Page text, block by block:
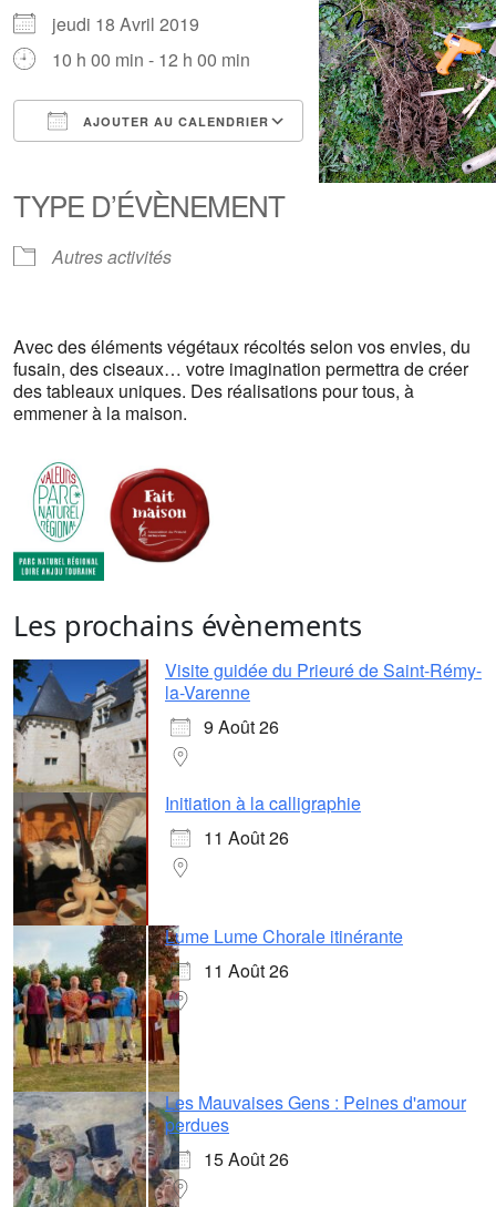
jeudi 18 Avril 2019
10 h 00 min - 12 h 00 min
AJOUTER AU CALENDRIER
Outlook Live
TYPE D’ÉVÈNEMENT
Autres activités
Avec des éléments végétaux récoltés selon vos envies, du
fusain, des ciseaux… votre imagination permettra de créer
des tableaux uniques. Des réalisations pour tous, à
emmener à la maison.
Les prochains évènements
Visite guidée du Prieuré de Saint-Rémy-
la-Varenne
9 Août 26
Initiation à la calligraphie
11 Août 26
Lume Lume Chorale itinérante
11 Août 26
Les Mauvaises Gens : Peines d'amour
perdues
15 Août 26